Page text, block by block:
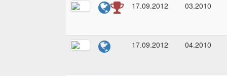
17.09.2012 03.2010
17.09.2012 04.2010